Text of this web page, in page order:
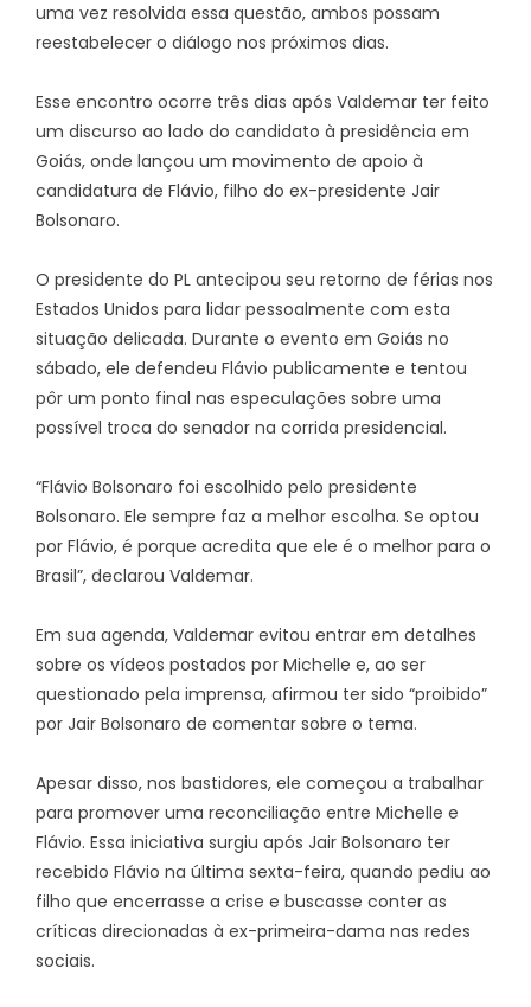
uma vez resolvida essa questão, ambos possam
reestabelecer o diálogo nos próximos dias.
Esse encontro ocorre três dias após Valdemar ter feito
um discurso ao lado do candidato à presidência em
Goiás, onde lançou um movimento de apoio à
candidatura de Flávio, filho do ex-presidente Jair
Bolsonaro.
O presidente do PL antecipou seu retorno de férias nos
Estados Unidos para lidar pessoalmente com esta
situação delicada. Durante o evento em Goiás no
sábado, ele defendeu Flávio publicamente e tentou
pôr um ponto final nas especulações sobre uma
possível troca do senador na corrida presidencial.
“Flávio Bolsonaro foi escolhido pelo presidente
Bolsonaro. Ele sempre faz a melhor escolha. Se optou
por Flávio, é porque acredita que ele é o melhor para o
Brasil”, declarou Valdemar.
Em sua agenda, Valdemar evitou entrar em detalhes
sobre os vídeos postados por Michelle e, ao ser
questionado pela imprensa, afirmou ter sido “proibido”
por Jair Bolsonaro de comentar sobre o tema.
Apesar disso, nos bastidores, ele começou a trabalhar
para promover uma reconciliação entre Michelle e
Flávio. Essa iniciativa surgiu após Jair Bolsonaro ter
recebido Flávio na última sexta-feira, quando pediu ao
filho que encerrasse a crise e buscasse conter as
críticas direcionadas à ex-primeira-dama nas redes
sociais.